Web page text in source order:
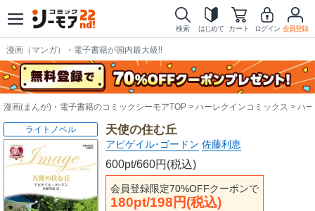
検索 はじめて カート ログイン 会員登録
漫画（マンガ）・電子書籍が国内最大級!!
漫画(まんが)・電子書籍のコミックシーモアTOP ハーレクインコミックス ハ
天使の住む丘
アビゲイル･ゴードン 佐藤利恵
600pt/660円(税込)
会員登録限定70%OFFクーポンで
180pt/198円(税込)
ライトノベル